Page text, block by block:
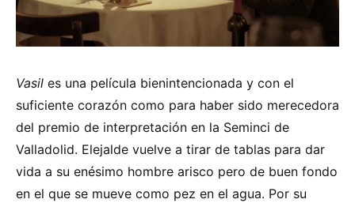
Vasil es una película bienintencionada y con el
suficiente corazón como para haber sido merecedora
del premio de interpretación en la Seminci de
Valladolid. Elejalde vuelve a tirar de tablas para dar
vida a su enésimo hombre arisco pero de buen fondo
en el que se mueve como pez en el agua. Por su